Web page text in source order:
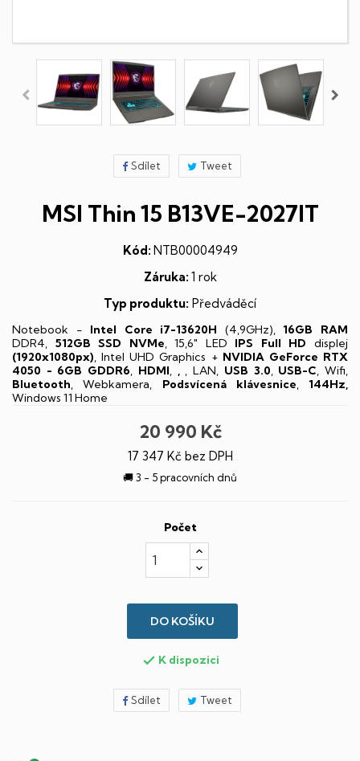
Sdílet Tweet
MSI Thin 15 B13VE-2027IT
Kód: NTB00004949
Záruka: 1 rok
Typ produktu: Předváděcí
Notebook - Intel Core i7-13620H (4,9GHz),16GB RAM
DDR4, 512GB SSD NVMe, 15,6" LED IPS Full HD displej
(1920x1080px), Intel UHD Graphics + NVIDIA GeForce RTX
4050 - 6GB GDDR6, HDMI, ,, LAN, USB 3.0, USB-C, Wifi,
Bluetooth, Webkamera, Podsvícená klávesnice, 144Hz,
Windows 11 Home
20 990 Kč
17 347 Kč bez DPH
🚚 3 - 5 pracovních dnů
Počet
DO KOŠÍKU
 K dispozici
Sdílet Tweet